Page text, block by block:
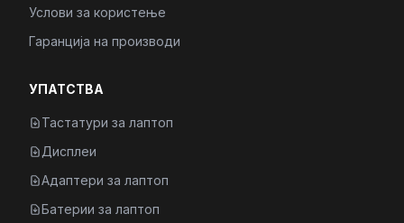
Услови за користење
Гаранција на производи
УПАТСТВА
Тастатури за лаптоп
Дисплеи
Адаптери за лаптоп
Батерии за лаптоп